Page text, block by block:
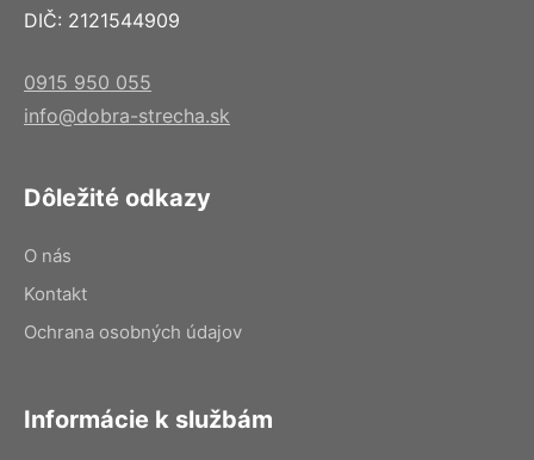
DIČ: 2121544909
0915 950 055
info@dobra-strecha.sk
Dôležité odkazy
O nás
Kontakt
Ochrana osobných údajov
Informácie k službám